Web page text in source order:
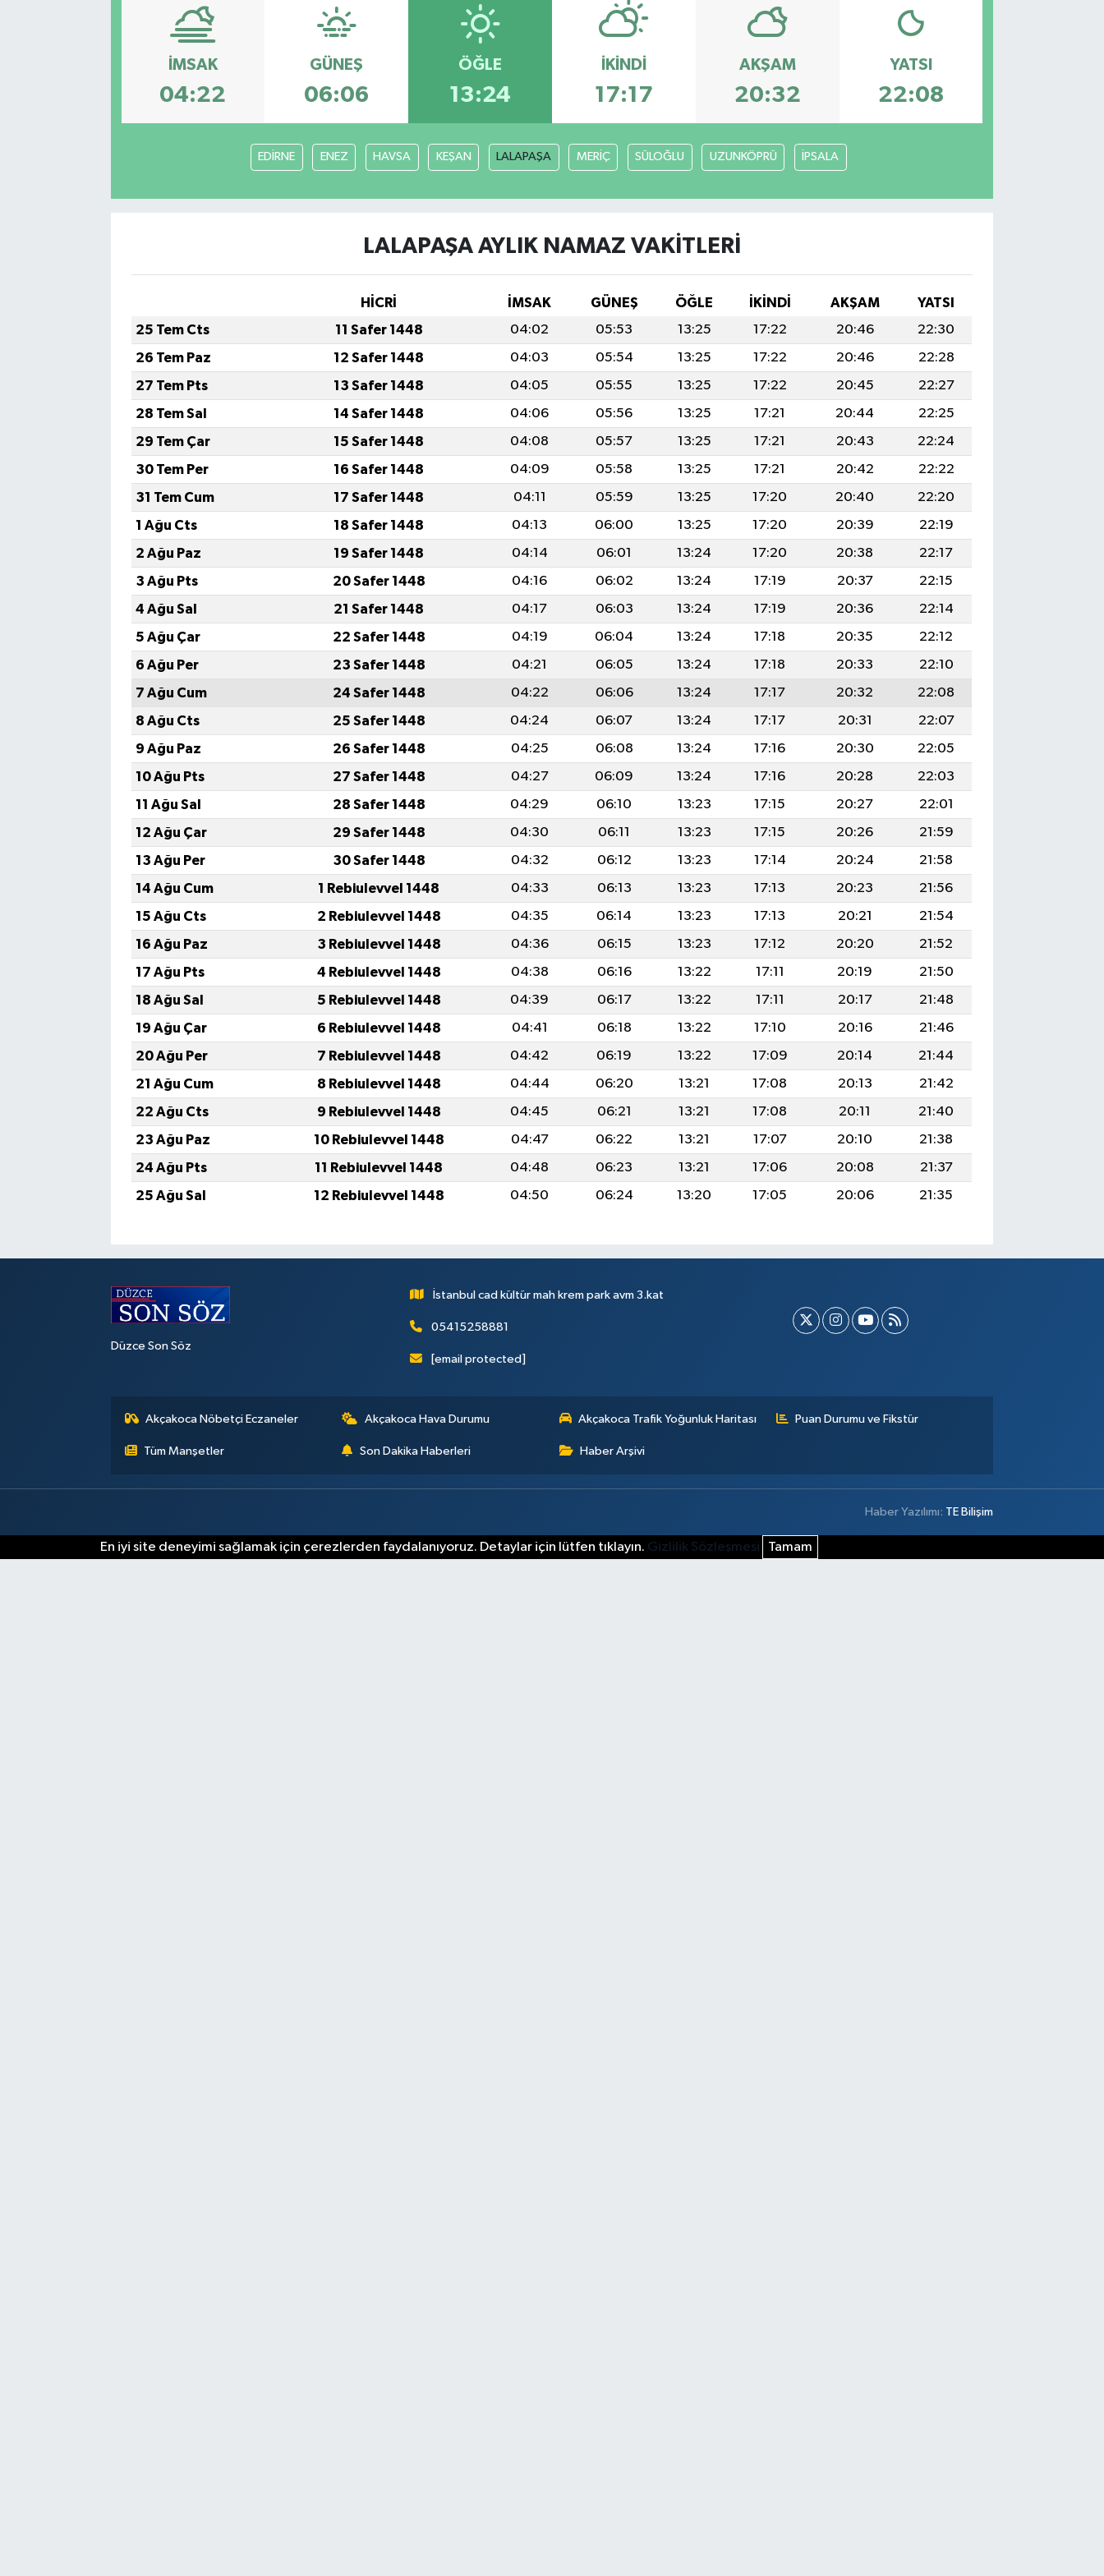
İMSAK
04:22
GÜNEŞ
06:06
ÖĞLE
13:24
İKINDI
17:17
AKŞAM
20:32
YATSI
22:08
EDİRNE ENEZ HAVSA KEŞAN LALAPAŞA MERİÇ SÜLOĞLU UZUNKÖPRÜ İPSALA
LALAPAŞA AYLIK NAMAZ VAKITLERI
HİCRİ İMSAK GÜNEŞ ÖĞLE İKINDI AKŞAM
YATSI
25 Tem Cts
11 Safer 1448 04:02 05:53 13:25 17:22 20:46
22:30
26 Tem Paz
12 Safer 1448 04:03 05:54 13:25 17:22 20:46
22:28
27 Tem Pts
13 Safer 1448 04:05 05:55 13:25 17:22 20:45
22:27
28 Tem Sal
14 Safer 1448 04:06 05:56 13:25 17:21 20:44
22:25
29 Tem Çar
15 Safer 1448 04:08 05:57 13:25 17:21 20:43
22:24
30 Tem Per
16 Safer 1448 04:09 05:58 13:25 17:21 20:42
22:22
31 Tem Cum
17 Safer 1448 04:11 05:59 13:25 17:20 20:40
22:20
1 Ağu Cts
18 Safer 1448 04:13 06:00 13:25 17:20 20:39
22:19
2 Ağu Paz
19 Safer 1448 04:14 06:01 13:24 17:20 20:38
22:17
3 Ağu Pts
20 Safer 1448 04:16 06:02 13:24 17:19 20:37
22:15
4 Ağu Sal
21 Safer 1448 04:17 06:03 13:24 17:19 20:36
22:14
5 Ağu Çar
22 Safer 1448 04:19 06:04 13:24 17:18 20:35
22:12
6 Ağu Per
23 Safer 1448 04:21 06:05 13:24 17:18 20:33
22:10
7 Ağu Cum
24 Safer 1448 04:22 06:06 13:24 17:17 20:32
22:08
8 Ağu Cts
25 Safer 1448 04:24 06:07 13:24 17:17 20:31
22:07
9 Ağu Paz
26 Safer 1448 04:25 06:08 13:24 17:16 20:30
22:05
10 Ağu Pts
27 Safer 1448 04:27 06:09 13:24 17:16 20:28
22:03
11 Ağu Sal
28 Safer 1448 04:29 06:10 13:23 17:15 20:27
22:01
12 Ağu Çar
29 Safer 1448 04:30 06:11 13:23 17:15 20:26
21:59
13 Ağu Per
30 Safer 1448 04:32 06:12 13:23 17:14 20:24
21:58
14 Ağu Cum
1 Rebiulevvel 1448 04:33 06:13 13:23 17:13 20:23
21:56
15 Ağu Cts
2 Rebiulevvel 1448 04:35 06:14 13:23 17:13 20:21
21:54
16 Ağu Paz
3 Rebiulevvel 1448 04:36 06:15 13:23 17:12 20:20
21:52
17 Ağu Pts
4 Rebiulevvel 1448 04:38 06:16 13:22 17:11 20:19
21:50
18 Ağu Sal
5 Rebiulevvel 1448 04:39 06:17 13:22 17:11 20:17
21:48
19 Ağu Çar
6 Rebiulevvel 1448 04:41 06:18 13:22 17:10 20:16
21:46
20 Ağu Per
7 Rebiulevvel 1448 04:42 06:19 13:22 17:09 20:14
21:44
21 Ağu Cum
8 Rebiulevvel 1448 04:44 06:20 13:21 17:08 20:13
21:42
22 Ağu Cts
9 Rebiulevvel 1448 04:45 06:21 13:21 17:08 20:11
21:40
23 Ağu Paz
10 Rebiulevvel 1448 04:47 06:22 13:21 17:07 20:10
21:38
24 Ağu Pts
11 Rebiulevvel 1448 04:48 06:23 13:21 17:06 20:08
21:37
25 Ağu Sal
12 Rebiulevvel 1448 04:50 06:24 13:20 17:05 20:06 21:35
Düzce Son Söz
İstanbul cad kültür mah krem park avm 3.kat
05415258881
[email protected]
Akçakoca Nöbetçi Eczaneler Akçakoca Hava Durumu Akçakoca Trafik Yoğunluk Haritası Puan Durumu ve Fikstür
Tüm Manşetler Son Dakika Haberleri Haber Arşivi
Haber Yazılımı: TE Bilişim
En iyi site deneyimi sağlamak için çerezlerden faydalanıyoruz. Detaylar için lütfen tıklayın. Gizlilik Sözleşmesi Tamam